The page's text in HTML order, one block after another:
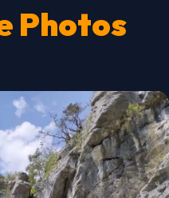
Photos